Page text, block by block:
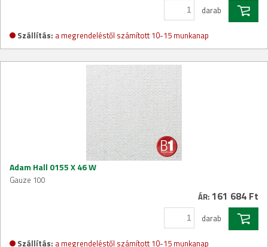
darab
Szállítás: a megrendeléstől számított 10-15 munkanap
Adam Hall 0155 X 46 W
Gauze 100
ÁR: 161 684 Ft
darab
Szállítás: a megrendeléstől számított 10-15 munkanap